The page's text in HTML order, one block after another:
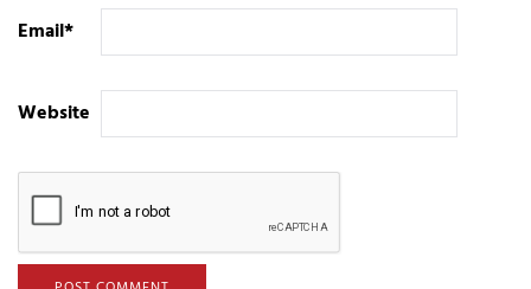
Email*
Website